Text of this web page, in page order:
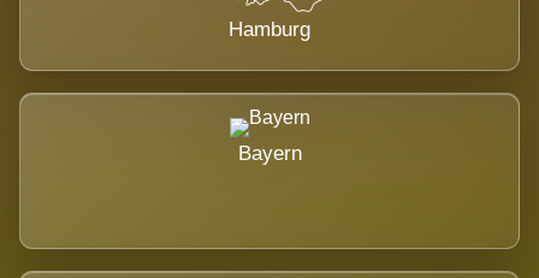
Hamburg
Bayern